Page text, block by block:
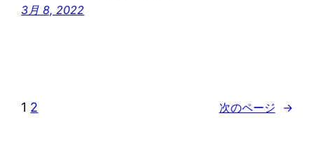
3月 8, 2022
1 2 次のページ →